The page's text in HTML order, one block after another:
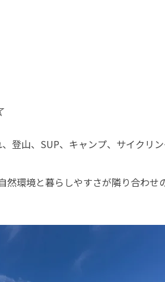
山、SUP、キャンプ、サイクリン
環境と暮らしやすさが隣り合わせ